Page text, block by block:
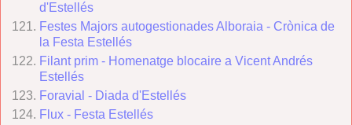
d'Estellés
Festes Majors autogestionades Alboraia - Crònica de
la Festa Estellés
Filant prim - Homenatge blocaire a Vicent Andrés
Estellés
Foravial - Diada d'Estellés
Flux - Festa Estellés